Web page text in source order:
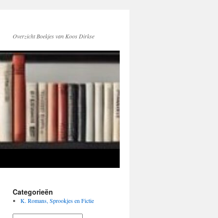
Overzicht Boekjes van Koos Dirkse
Categorieën
K. Romans, Sprookjes en Fictie